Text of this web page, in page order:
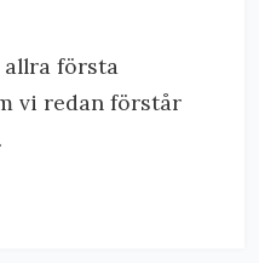
första
vi redan förstår